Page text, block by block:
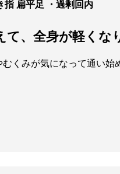
指 扁平足 ・過剰回内
て、全身が軽くな